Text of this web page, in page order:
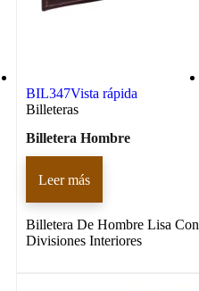
BIL347Vista rápida
Billeteras
Billetera Hombre
Leer más
Billetera De Hombre Lisa Con
Divisiones Interiores